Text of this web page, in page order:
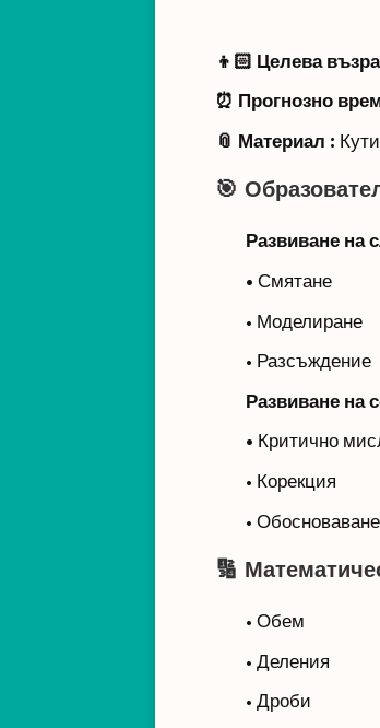
👦🏻 Целева
⏰ Прогнозно
📎 Материал :
🎯
Развиване на
• Смятане
• Моделиране
• Разсъждение
Развиване на
• Критично
• Корекция
• Обосноваване
🔢
• Обем
• Деления
• Дроби